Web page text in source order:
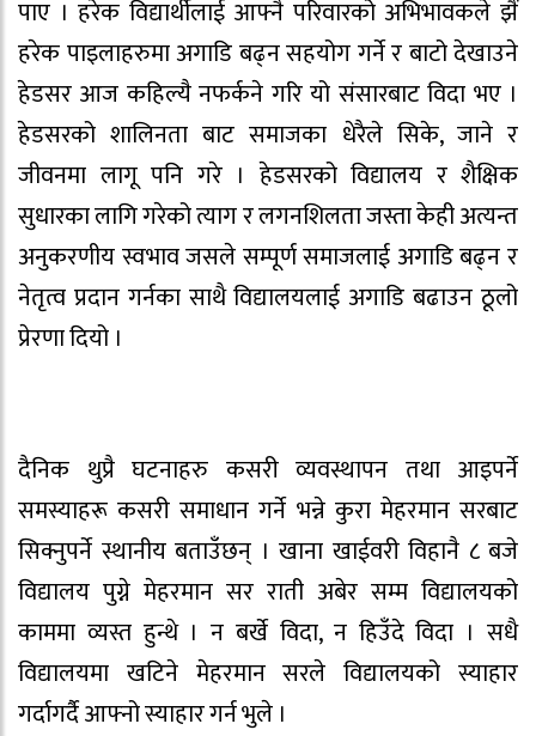
पाए । हरेक विद्यार्थीलाई आफ्नै परिवारको अभिभावकले झैं
हरेक पाइलाहरुमा अगाडि बढ्न सहयोग गर्ने र बाटो देखाउने
हेडसर आज कहिल्यै नफर्कने गरि यो संसारबाट विदा भए ।
हेडसरको शालिनता बाट समाजका धेरैले सिके, जाने र
जीवनमा लागू पनि गरे । हेडसरको विद्यालय र शैक्षिक
सुधारका लागि गरेको त्याग र लगनशिलता जस्ता केही अत्यन्त
अनुकरणीय स्वभाव जसले सम्पूर्ण समाजलाई अगाडि बढ्न र
नेतृत्व प्रदान गर्नका साथै विद्यालयलाई अगाडि बढाउन ठूलो
प्रेरणा दियो ।
दैनिक थुप्रै घटनाहरु कसरी व्यवस्थापन तथा आइपर्ने
समस्याहरू कसरी समाधान गर्ने भन्ने कुरा मेहरमान सरबाट
सिक्नुपर्ने स्थानीय बताउँछन् । खाना खाईवरी विहानै ८ बजे
विद्यालय पुग्ने मेहरमान सर राती अबेर सम्म विद्यालयको
काममा व्यस्त हुन्थे । न बर्खे विदा, न हिउँदे विदा । सधै
विद्यालयमा खटिने मेहरमान सरले विद्यालयको स्याहार
गर्दागर्दै आफ्नो स्याहार गर्न भुले ।